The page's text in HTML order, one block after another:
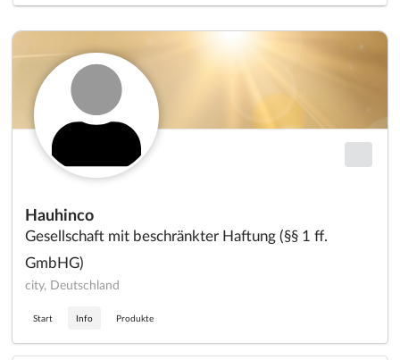
Hauhinco
Gesellschaft mit beschränkter Haftung (§§ 1 ff.
GmbHG)
city, Deutschland
Start Info Produkte